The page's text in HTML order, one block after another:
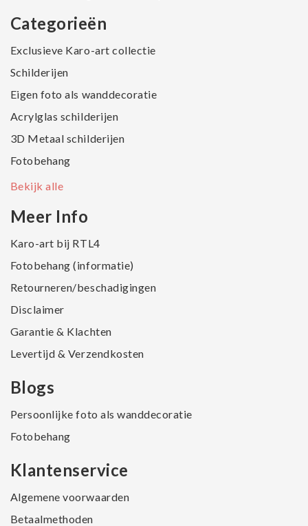
Categorieën
Exclusieve Karo-art collectie
Schilderijen
Eigen foto als wanddecoratie
Acrylglas schilderijen
3D Metaal schilderijen
Fotobehang
Bekijk alle
Meer Info
Karo-art bij RTL4
Fotobehang (informatie)
Retourneren/beschadigingen
Disclaimer
Garantie & Klachten
Levertijd & Verzendkosten
Blogs
Persoonlijke foto als wanddecoratie
Fotobehang
Klantenservice
Algemene voorwaarden
Betaalmethoden